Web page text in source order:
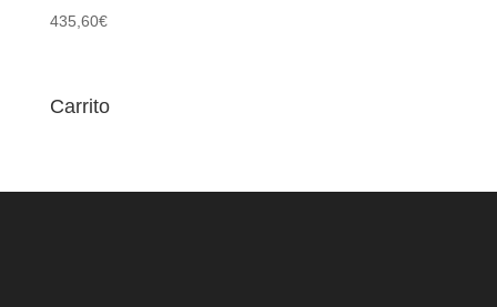
435,60€
Carrito